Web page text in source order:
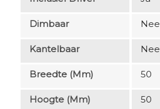
Dimbaar Nee
Kantelbaar Nee
Breedte (mm) 50
Hoogte (mm) 50